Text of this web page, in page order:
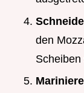
den
Scheiben